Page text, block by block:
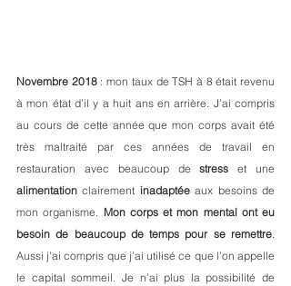
Novembre 2018 : mon taux de TSH à 8 était revenu
à mon état d’il y a huit ans en arrière. J’ai compris
au cours de cette année que mon corps avait été
très maltraité par ces années de travail en
restauration avec beaucoup de stress
alimentation clairement inadaptée aux besoins de
mon organisme. Mon corps et mon mental ont eu
besoin de beaucoup de temps pour se remettre
Aussi j’ai compris que j’ai utilisé ce que l’on appelle
le capital sommeil. Je n’ai plus la possibilité de